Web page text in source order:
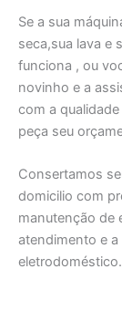
Se a sua
seca,sua lava e
funciona , ou
novinho e a
com a
peça seu
Consertamos
domicilio com
manutenção de
atendimento e
eletrodoméstico.